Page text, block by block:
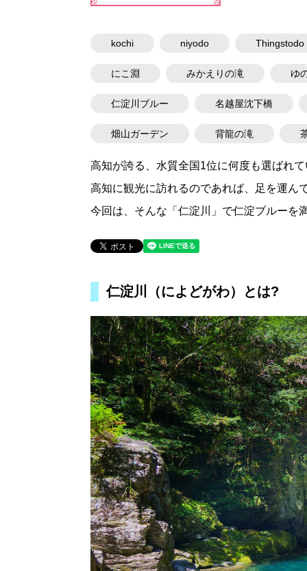
kochi niyodo Thingstodo
にこ淵 みかえりの滝 ゆ
仁淀川ブルー 名越屋沈下橋
畑山ガーデン 背龍の滝
高知が誇る、水質全国1位に何度も選ばれ
高知に観光に訪れるのであれば、足を運ん
今回は、そんな「仁淀川」で仁淀ブルーを
仁淀川（によどがわ）とは?